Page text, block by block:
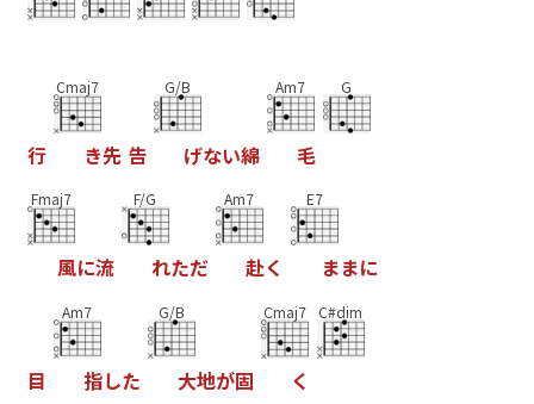
行
Cmaj7
き先 告
G/B
げない綿
Am7
毛
G
Fmaj7
風に流
F/G
れただ
Am7
赴く
E7
ままに
目
Am7
指した
G/B
大地が固
Cmaj7
く
C#dim